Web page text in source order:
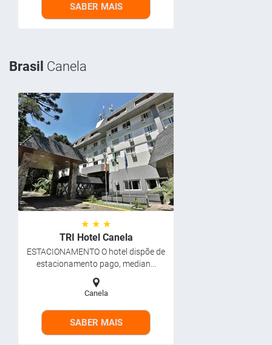
SABER MAIS
Brasil Canela
★ ★ ★
TRI Hotel Canela
ESTACIONAMENTO O hotel dispõe de
estacionamento pago, median...
Canela
SABER MAIS